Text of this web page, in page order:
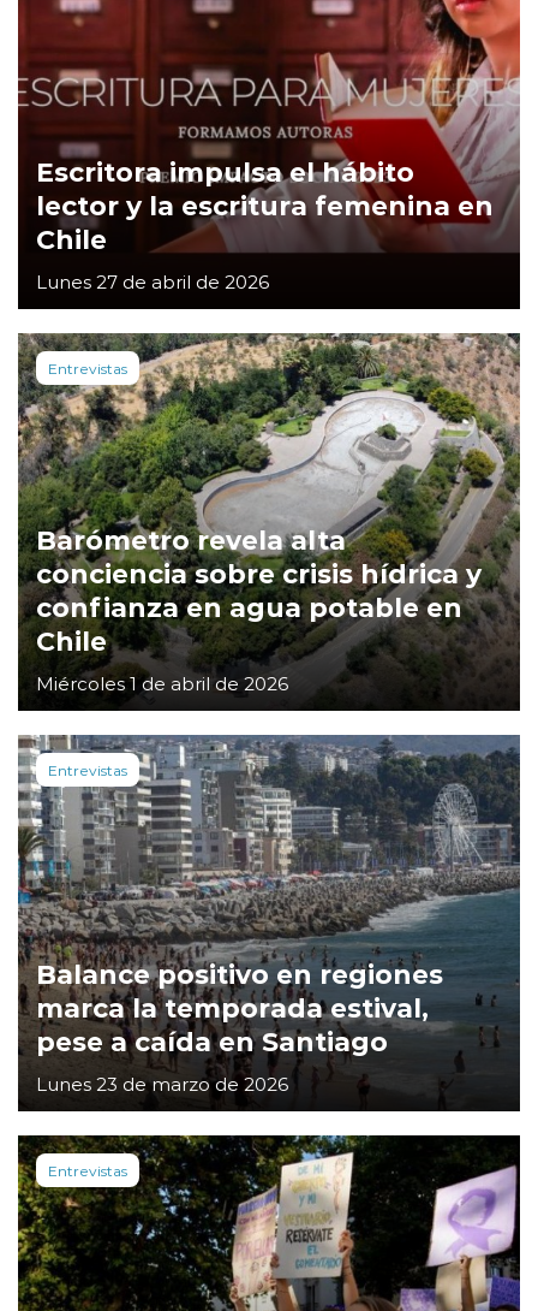
Escritora impulsa el hábito
lector y la escritura femenina en
Chile
Lunes 27 de abril de 2026
Entrevistas
Barómetro revela alta
conciencia sobre crisis hídrica y
confianza en agua potable en
Chile
Miércoles 1 de abril de 2026
Entrevistas
Balance positivo en regiones
marca la temporada estival,
pese a caída en Santiago
Lunes 23 de marzo de 2026
Entrevistas